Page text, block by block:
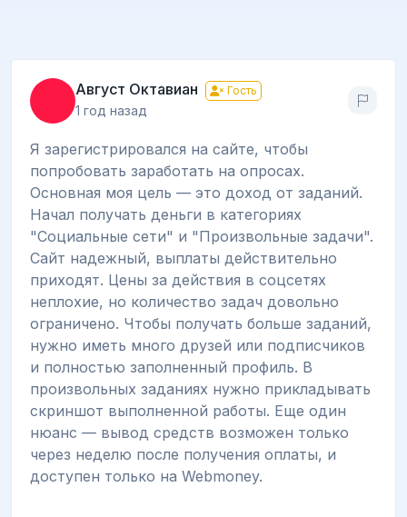
Август Октавиан Гость
1 год назад
Я зарегистрировался на сайте, чтобы
попробовать заработать на опросах.
Основная моя цель — это доход от заданий.
Начал получать деньги в категориях
"Социальные сети" и "Произвольные задачи".
Сайт надежный, выплаты действительно
приходят. Цены за действия в соцсетях
неплохие, но количество задач довольно
ограничено. Чтобы получать больше заданий,
нужно иметь много друзей или подписчиков
и полностью заполненный профиль. В
произвольных заданиях нужно прикладывать
скриншот выполненной работы. Еще один
нюанс — вывод средств возможен только
через неделю после получения оплаты, и
доступен только на Webmoney.